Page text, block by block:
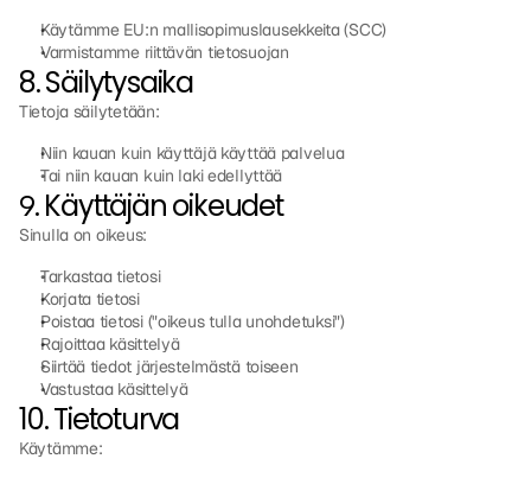
Käytämme EU:n mallisopimuslausekkeita (SCC)
Varmistamme riittävän tietosuojan
8. Säilytysaika
Tietoja säilytetään:
Niin kauan kuin käyttäjä käyttää palvelua
Tai niin kauan kuin laki edellyttää
9. Käyttäjän oikeudet
Sinulla on oikeus:
Tarkastaa tietosi
Korjata tietosi
Poistaa tietosi ("oikeus tulla unohdetuksi")
Rajoittaa käsittelyä
Siirtää tiedot järjestelmästä toiseen
Vastustaa käsittelyä
10. Tietoturva
Käytämme: